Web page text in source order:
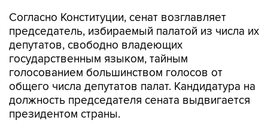
Согласно Конституции, сенат возглавляет
председатель, избираемый палатой из числа их
депутатов, свободно владеющих
государственным языком, тайным
голосованием большинством голосов от
общего числа депутатов палат. Кандидатура на
должность председателя сената выдвигается
президентом страны.